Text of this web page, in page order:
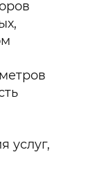
услуг,